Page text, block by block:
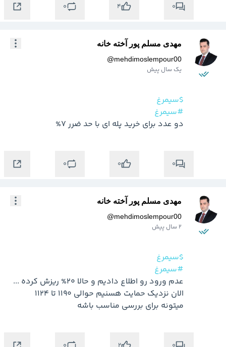
0
4
0
مهدی مسلم پور آخته خانه
@mehdimoslempour00
یک سال پیش
$سیمرغ
#سیمرغ
دو عدد برای خرید پله ای با حد ضرر 7%
0
0
0
مهدی مسلم پور آخته خانه
@mehdimoslempour00
2 سال پیش
$سیمرغ
#سیمرغ
میتونه برای بررسی مناسب باشه